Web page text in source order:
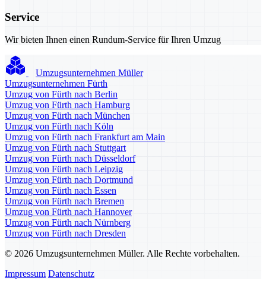
Service
Wir bieten Ihnen einen Rundum-Service für Ihren Umzug
Umzugsunternehmen Müller
Umzugsunternehmen Fürth
Umzug von Fürth nach Berlin
Umzug von Fürth nach Hamburg
Umzug von Fürth nach München
Umzug von Fürth nach Köln
Umzug von Fürth nach Frankfurt am Main
Umzug von Fürth nach Stuttgart
Umzug von Fürth nach Düsseldorf
Umzug von Fürth nach Leipzig
Umzug von Fürth nach Dortmund
Umzug von Fürth nach Essen
Umzug von Fürth nach Bremen
Umzug von Fürth nach Hannover
Umzug von Fürth nach Nürnberg
Umzug von Fürth nach Dresden
© 2026 Umzugsunternehmen Müller. Alle Rechte vorbehalten.
Impressum Datenschutz